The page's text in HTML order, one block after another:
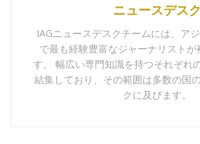
ニュースデスク
IAGニュースデスクチームには、ア
で最も経験豊富なジャーナリストが
す。 幅広い専門知識を持つそれぞれ
結集しており、その範囲は多数の国
クに及びます。